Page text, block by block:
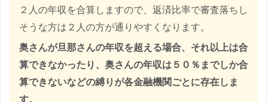
２人の年収を合算しますので、返済比率で審査落ちし
そうな方は２人の方が通りやすくなります。
奥さんが旦那さんの年収を超える場合、それ以上は合
算できなかったり、奥さんの年収は５０％までしか合
算できないなどの縛りが各金融機関ごとに存在しま
す。